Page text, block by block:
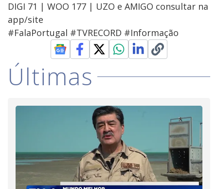
DIGI 71 | WOO 177 | UZO e AMIGO consultar na
app/site
#FalaPortugal #TVRECORD #Informação
Últimas